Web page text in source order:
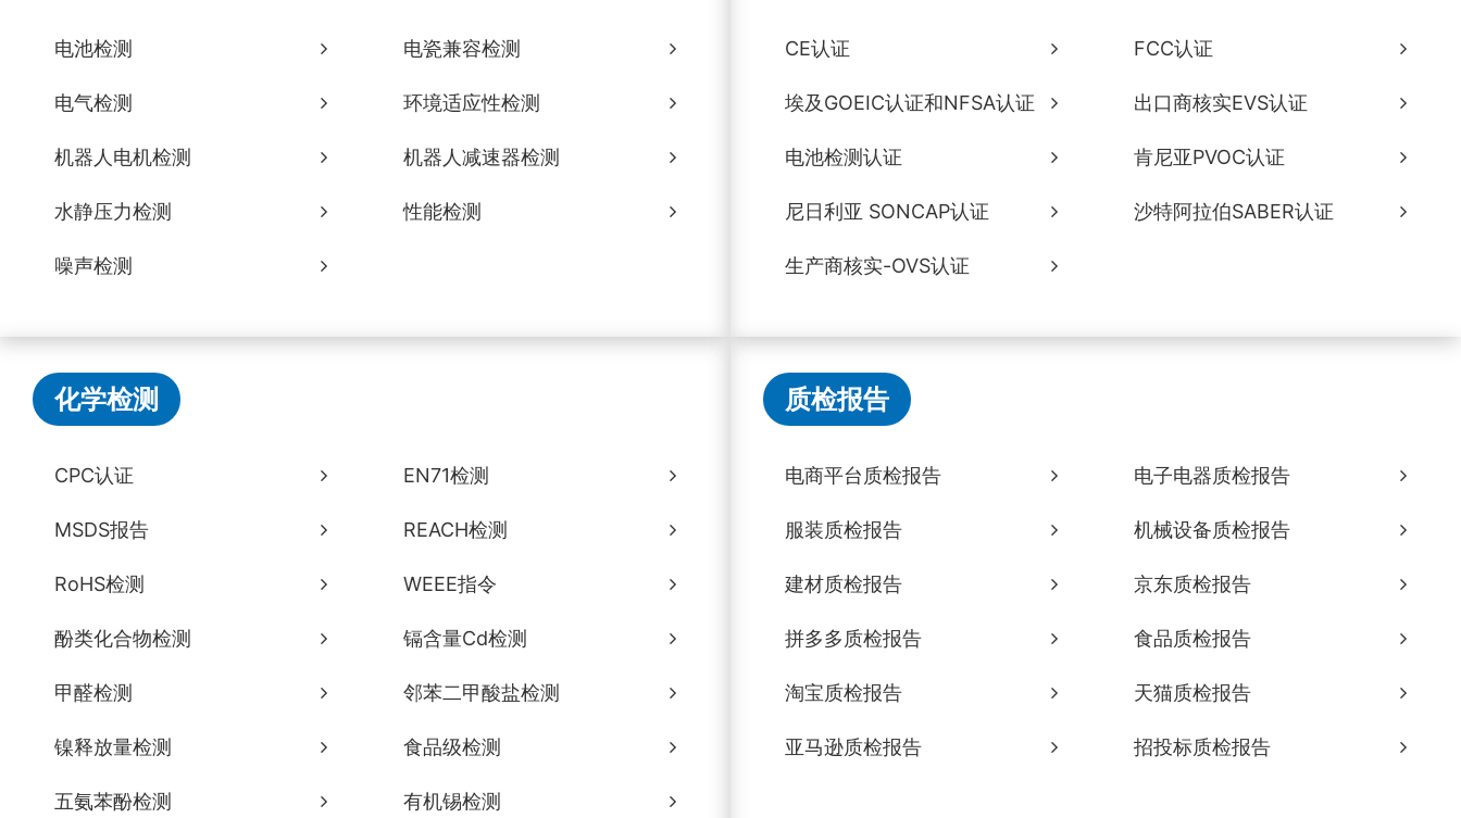
电池检测 电瓷兼容检测
电气检测 环境适应性检测
机器人电机检测 机器人减速器检测
水静压力检测 性能检测
噪声检测
CE认证 FCC认证
埃及GOEIC认证和NFSA认证 出口商核实EVS认证
电池检测认证 肯尼亚PVOC认证
尼日利亚 SONCAP认证 沙特阿拉伯SABER认证
生产商核实-OVS认证
化学检测
CPC认证 EN71检测
MSDS报告 REACH检测
RoHS检测 WEEE指令
酚类化合物检测 镉含量Cd检测
甲醛检测 邻苯二甲酸盐检测
镍释放量检测 食品级检测
五氨苯酚检测 有机锡检测
质检报告
电商平台质检报告 电子电器质检报告
服装质检报告 机械设备质检报告
建材质检报告 京东质检报告
拼多多质检报告 食品质检报告
淘宝质检报告 天猫质检报告
亚马逊质检报告 招投标质检报告